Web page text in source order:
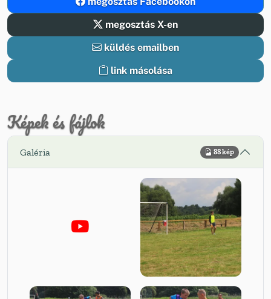
megosztás X-en
küldés emailben
link másolása
Képek és fájlok
Galéria 88 kép